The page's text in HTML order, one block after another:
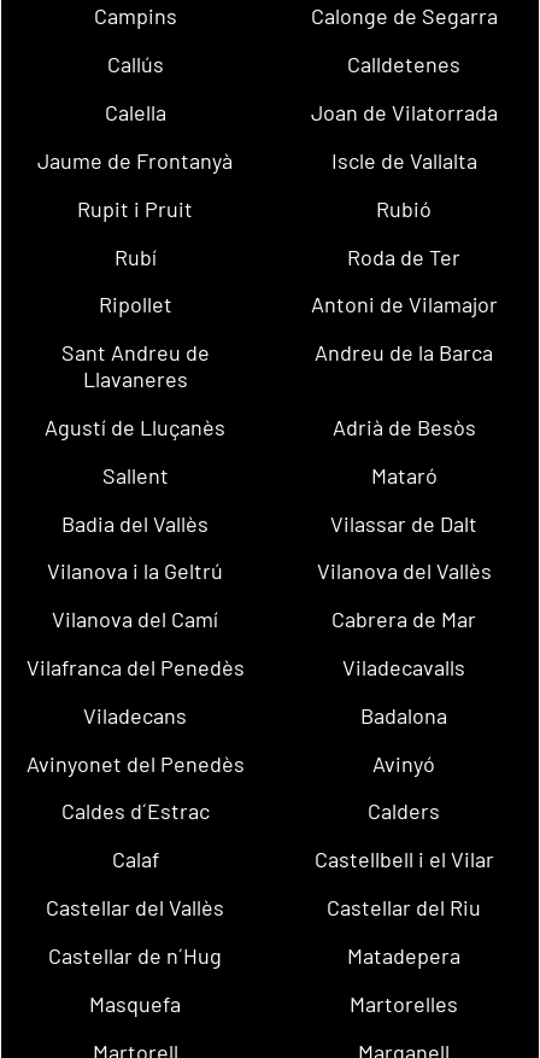
Campins
Calonge de Segarra
Callús
Calldetenes
Calella
Joan de Vilatorrada
Jaume de Frontanyà
Iscle de Vallalta
Rupit i Pruit
Rubió
Rubí
Roda de Ter
Ripollet
Antoni de Vilamajor
Sant Andreu de
Llavaneres
Andreu de la Barca
Agustí de Lluçanès
Adrià de Besòs
Sallent
Mataró
Badia del Vallès
Vilassar de Dalt
Vilanova i la Geltrú
Vilanova del Vallès
Vilanova del Camí
Cabrera de Mar
Vilafranca del Penedès
Viladecavalls
Viladecans
Badalona
Avinyonet del Penedès
Avinyó
Caldes d´Estrac
Calders
Calaf
Castellbell i el Vilar
Castellar del Vallès
Castellar del Riu
Castellar de n´Hug
Matadepera
Masquefa
Martorelles
Martorell
Marganell